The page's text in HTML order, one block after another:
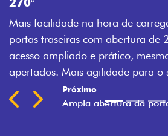
hora de carregar e descarregar. As
abertura de 270° oferecem
prático, mesmo em espaços
para o seu dia a dia.